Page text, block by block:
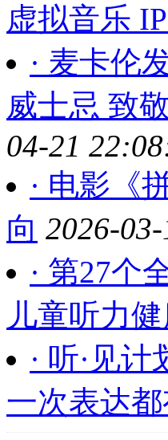
虚拟音乐
· 麦卡伦
威士忌 致
04-21
· 电影《
向 2026-
· 第27个
儿童听力
· 听·见
一次表达